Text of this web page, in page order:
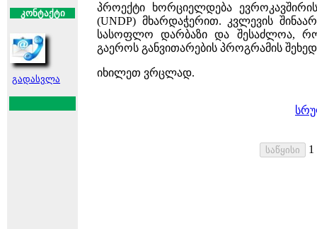
კონტაქტი
გადასვლა
პროექტი ხორციელდება
(UNDP) მხარდაჭერით. კვლევის
სასოფლო დარბაზი და შესაძლოა,
გაეროს განვითარების პროგრამის
იხილეთ ვრცლად.
1